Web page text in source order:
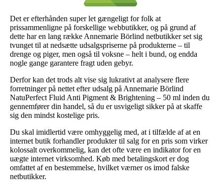
Det er efterhånden super let gængeligt for folk at
prissammenligne på forskellige webbutikker, og på grund af
dette har en lang række Annemarie Börlind netbutikker set sig
tvunget til at nedsætte udsalgspriserne på produkterne – til
drenge og piger, men også til voksne – helt i bund, og endda
nogle gange garantere fragt uden gebyr.
Derfor kan det trods alt vise sig lukrativt at analysere flere
forretninger på nettet efter udsalg på Annemarie Börlind
NatuPerfect Fluid Anti Pigment & Brightening – 50 ml inden du
gennemfører din handel, så du er usvigeligt sikker på at skaffe
sig den mindst kostelige pris.
Du skal imidlertid være omhyggelig med, at i tilfælde af at en
internet butik forhandler produkter til salg for en pris som virker
kolossalt overkommelig, kan det ofte være en indikator for en
uægte internet virksomhed. Køb med betalingskort er dog
omfattet af en bestemmelse, hvilket værner os imod falske
netbutikker.